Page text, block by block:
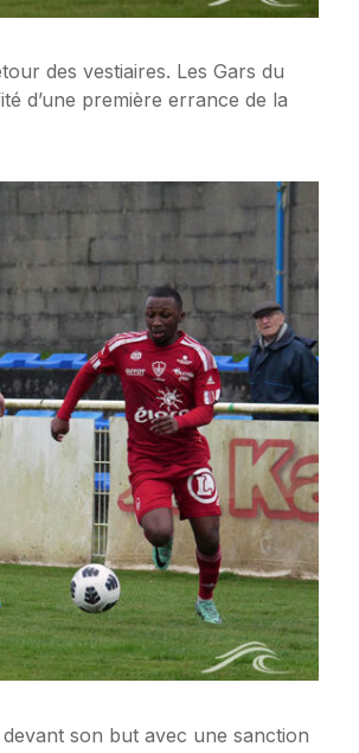
des vestiaires. Les Gars du
d’une première errance de la
son but avec une sanction